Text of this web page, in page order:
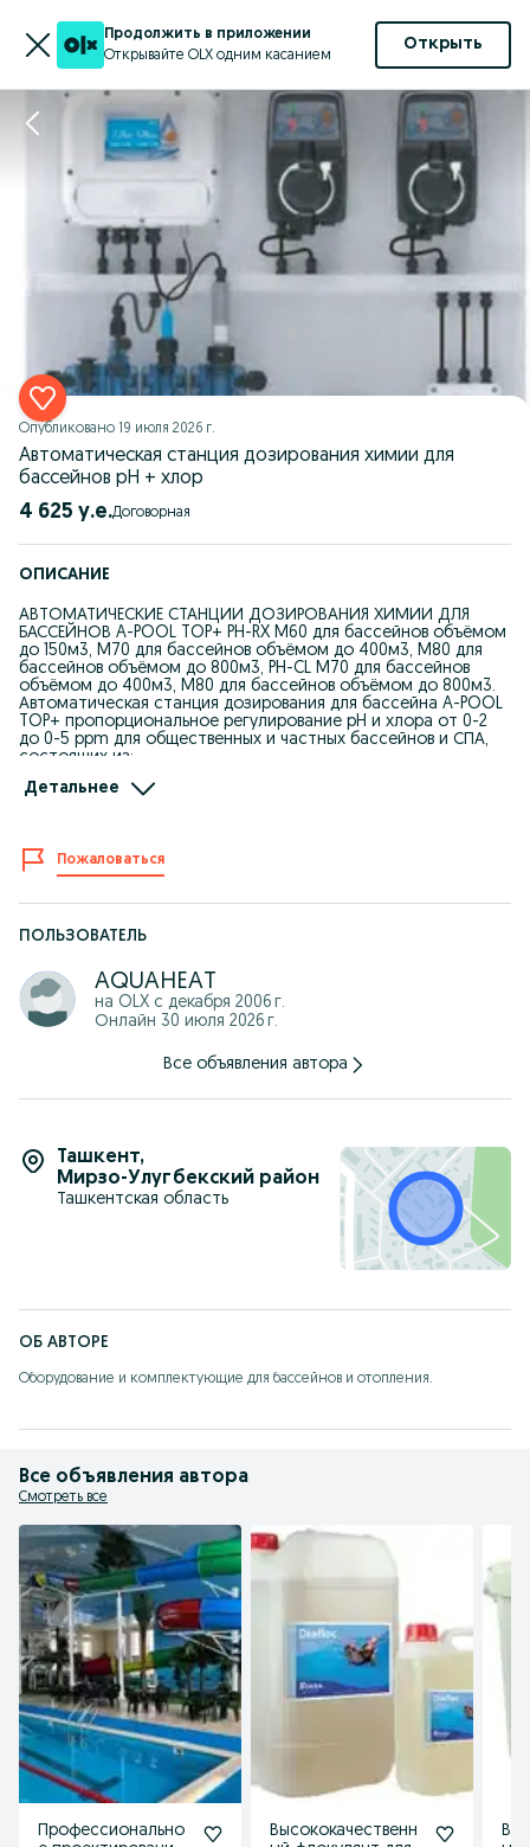
Продолжить в приложении
Открывайте OLX одним касанием
Открыть
Опубликовано 19 июля 2026 г.
Автоматическая станция дозирования химии для
бассейнов рН + хлор
4 625 у.е. Договорная
ОПИСАНИЕ
АВТОМАТИЧЕСКИЕ СТАНЦИИ ДОЗИРОВАНИЯ ХИМИИ ДЛЯ
БАССЕЙНОВ A-POOL TOP+ PH-RX M60 для бассейнов объёмом
до 150м3, M70 для бассейнов объёмом до 400м3, M80 для
бассейнов объёмом до 800м3, PH-CL M70 для бассейнов
объёмом до 400м3, M80 для бассейнов объёмом до 800м3.
Автоматическая станция дозирования для бассейна A-POOL
TOP+ пропорциональное регулирование pH и хлора от 0-2
до 0-5 ppm для общественных и частных бассейнов и СПА,
состоящих из:
Контроллер AE START+ PH-CL(J) на 2 параметра
Хлористая ячейка (Pt-Cu) в комплекте с датчиком потока и
регулятором расхода (только для модели A)
Амперометрический мембранный зонд для свободного
хлора, выходной сигнал в мВ (только для модели B)
рН буферных растворов
Питание 110-240В 50/60 Гц
Производство Италия.
Цена на дозаторы pH-Cl от 4625 уе
Детальнее
Пожаловаться
ПОЛЬЗОВАТЕЛЬ
AQUAHEAT
на OLX с декабря 2006 г.
Онлайн 30 июля 2026 г.
Все объявления автора
Ташкент,
Мирзо-Улугбекский район
Ташкентская область
ОБ АВТОРЕ
Оборудование и комплектующие для бассейнов и отопления.
Все объявления автора
Смотреть все
Профессионально
Высококачественн